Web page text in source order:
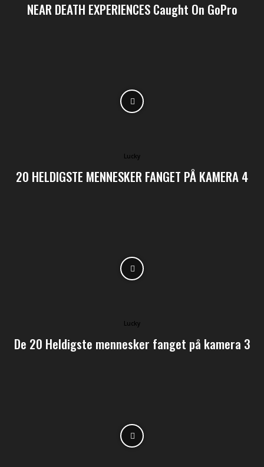
NEAR DEATH EXPERIENCES Caught On GoPro
Lucky
20 HELDIGSTE MENNESKER FANGET PÅ KAMERA 4
Lucky
De 20 Heldigste mennesker fanget på kamera 3